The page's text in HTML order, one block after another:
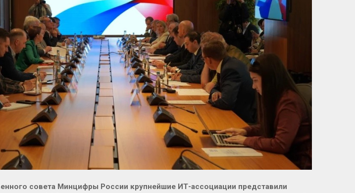
совета Минцифры России крупнейшие ИТ-ассоциации представили